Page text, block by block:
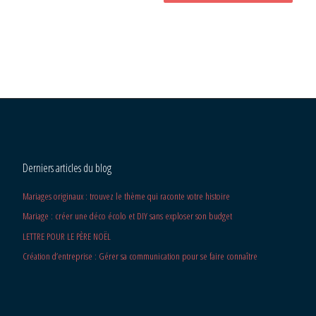
Derniers articles du blog
Mariages originaux : trouvez le thème qui raconte votre histoire
Mariage : créer une déco écolo et DIY sans exploser son budget
LETTRE POUR LE PÈRE NOËL
Création d’entreprise : Gérer sa communication pour se faire connaître